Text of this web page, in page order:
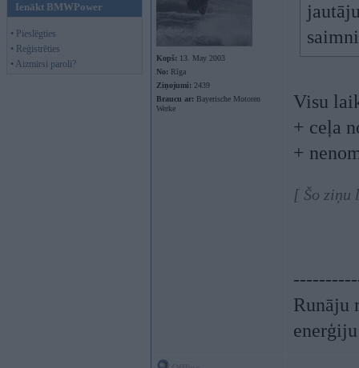
Ienākt BMWPower
• Pieslēgties
• Reģistrēties
• Aizmirsi paroli?
Kopš: 13. May 2003
No: Rīga
Ziņojumi: 2439
Braucu ar: Bayerische Motoren
Werke
Visu
+ ceļa
+
[ Šo ziņu
Runāju